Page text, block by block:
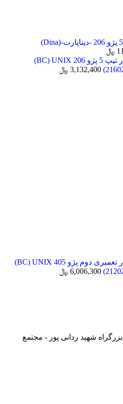
یاتاقان ثابت 030 تیپ 5 پژو 206 -دیناپارت-(Dina)
﷼
واشر سرسیلندر موتور تیپ 5 پژو 206 BC) UNIX)
3,132,400 ﷼
واشر سرسیلندر موتور تعمیری دوم پژو 405 BC) UNIX)
6,006,300 ﷼
شهید ردانی پور - مجتمع